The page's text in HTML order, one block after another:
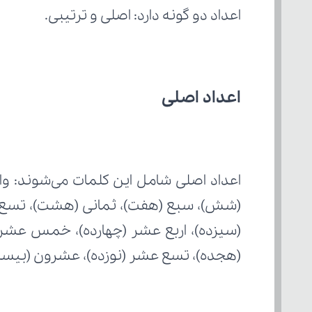
اعداد دو گونه دارد: اصلی و ترتیبی.
اعداد اصلی
(هجده)، تسع عشر (نوزده)، عشرون